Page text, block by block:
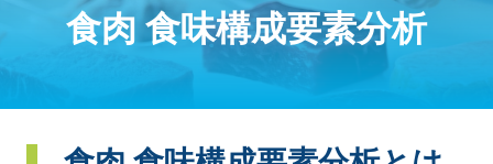
食肉 食味構成要素分析